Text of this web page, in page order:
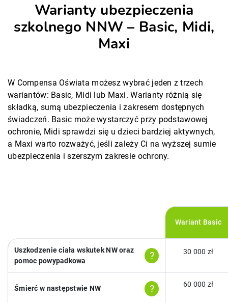
Warianty ubezpieczenia
szkolnego NNW – Basic, Midi,
Maxi
W Compensa Oświata możesz wybrać jeden z trzech
wariantów: Basic, Midi lub Maxi. Warianty różnią się
składką, sumą ubezpieczenia i zakresem dostępnych
świadczeń. Basic może wystarczyć przy podstawowej
ochronie, Midi sprawdzi się u dzieci bardziej aktywnych,
a Maxi warto rozważyć, jeśli zależy Ci na wyższej sumie
ubezpieczenia i szerszym zakresie ochrony.
Wariant Basic
Uszkodzenie ciała wskutek NW oraz
pomoc powypadkowa
? 30 000 zł
Śmierć w następstwie NW ? 60 000 zł